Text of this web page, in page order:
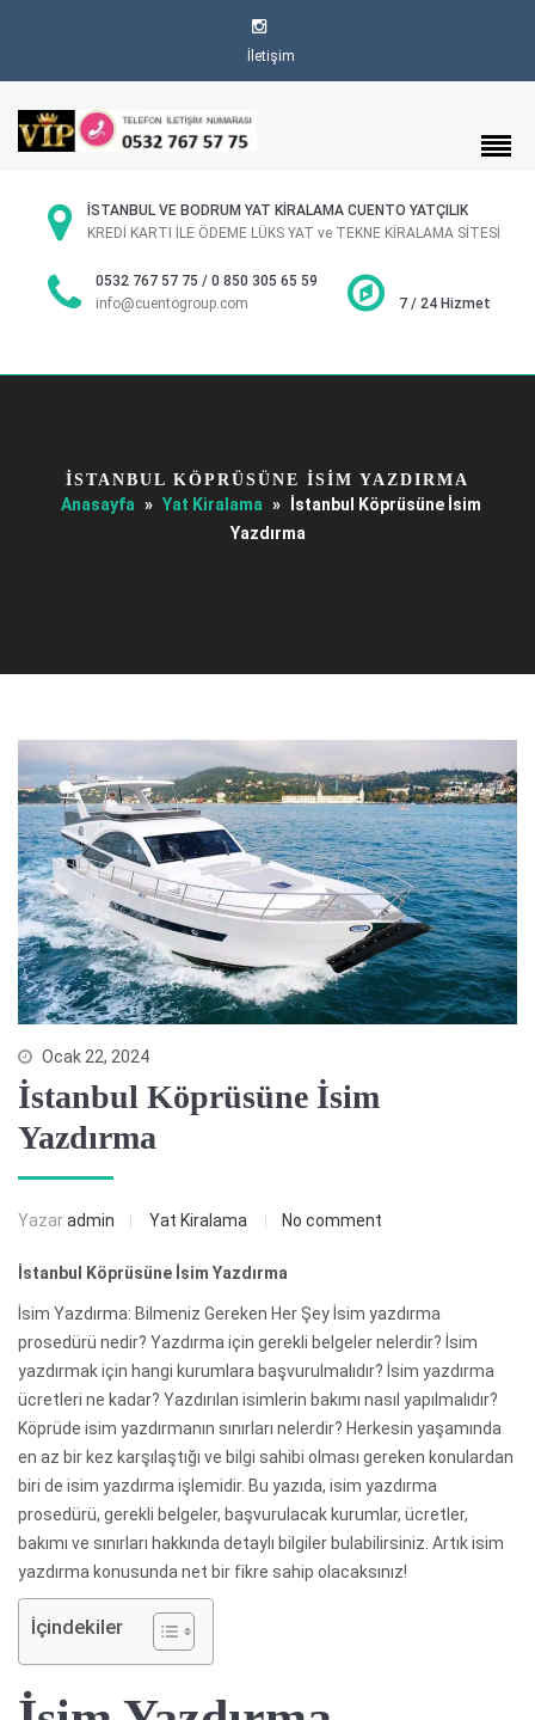
İletişim
İSTANBUL VE BODRUM YAT KİRALAMA CUENTO YATÇILIK
KREDİ KARTI İLE ÖDEME LÜKS YAT ve TEKNE KİRALAMA SİTESİ
0532 767 57 75 / 0 850 305 65 59
info@cuentogroup.com
7 / 24 Hizmet
İSTANBUL KÖPRÜSÜNE İSIM YAZDIRMA
Anasayfa » Yat Kiralama »
İstanbul Köprüsüne İsim
Yazdırma
Ocak 22, 2024
İstanbul Köprüsüne İsim
Yazdırma
Yazaradmin Yat Kiralama No comment
İstanbul Köprüsüne İsim Yazdırma
İsim Yazdırma: Bilmeniz Gereken Her Şey İsim yazdırma
prosedürü nedir? Yazdırma için gerekli belgeler nelerdir? İsim
yazdırmak için hangi kurumlara başvurulmalıdır? İsim yazdırma
ücretleri ne kadar? Yazdırılan isimlerin bakımı nasıl yapılmalıdır?
Köprüde isim yazdırmanın sınırları nelerdir? Herkesin yaşamında
en az bir kez karşılaştığı ve bilgi sahibi olması gereken konulardan
biri de isim yazdırma işlemidir. Bu yazıda, isim yazdırma
prosedürü, gerekli belgeler, başvurulacak kurumlar, ücretler,
bakımı ve sınırları hakkında detaylı bilgiler bulabilirsiniz. Artık isim
yazdırma konusunda net bir fikre sahip olacaksınız!
İçindekiler